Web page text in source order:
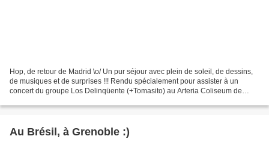
Hop, de retour de Madrid \o/ Un pur séjour avec plein de soleil, de dessins,
de musiques et de surprises !!! Rendu spécialement pour assister à un
concert du groupe Los Delinqüente (+Tomasito) au Arteria Coliseum de
Au Brésil, à Grenoble :)